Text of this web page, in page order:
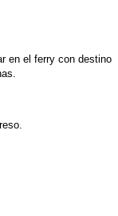
en el ferry con destino